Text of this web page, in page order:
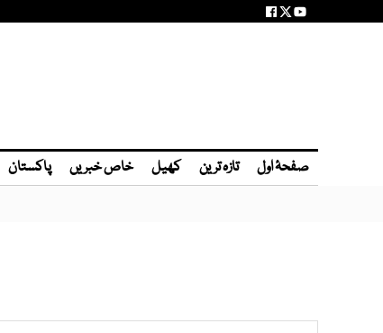
صفحۂ اول تازہ ترین کھیل خاص خبریں پاکستان